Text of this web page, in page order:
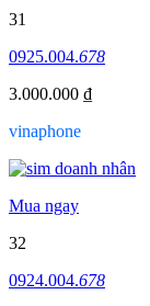
31
0925.004.678
3.000.000 ₫
vinaphone
Mua ngay
32
0924.004.678